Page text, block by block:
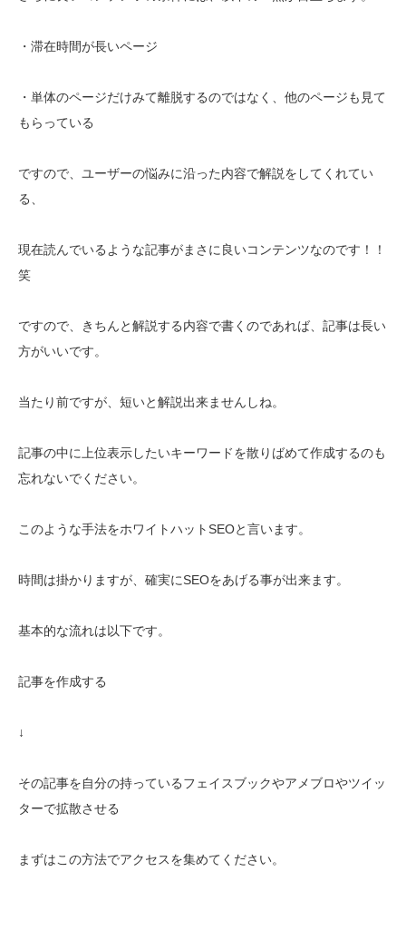
・滞在時間が長いページ
・単体のページだけみて離脱するのではなく、他のページも見て
もらっている
ですので、ユーザーの悩みに沿った内容で解説をしてくれてい
る、
現在読んでいるような記事がまさに良いコンテンツなのです！！
笑
ですので、きちんと解説する内容で書くのであれば、記事は長い
方がいいです。
当たり前ですが、短いと解説出来ませんしね。
記事の中に上位表示したいキーワードを散りばめて作成するのも
忘れないでください。
このような手法をホワイトハットSEOと言います。
時間は掛かりますが、確実にSEOをあげる事が出来ます。
基本的な流れは以下です。
記事を作成する
↓
その記事を自分の持っているフェイスブックやアメブロやツイッ
ターで拡散させる
まずはこの方法でアクセスを集めてください。